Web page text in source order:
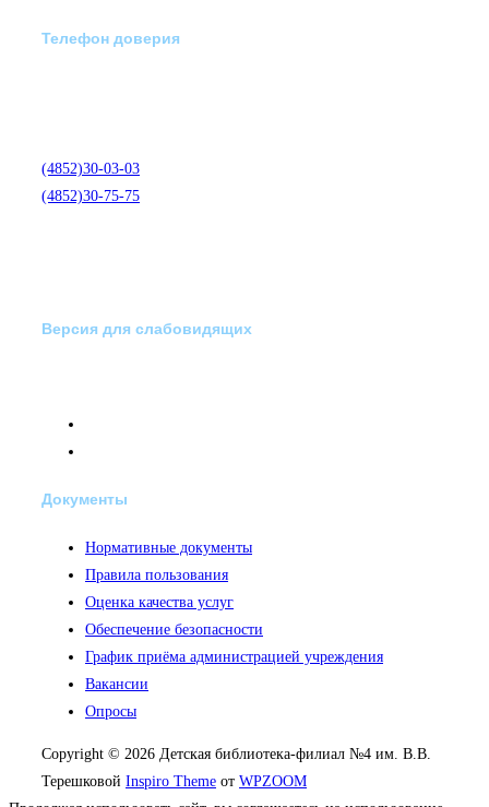
Телефон доверия
(4852)30-03-03
(4852)30-75-75
Версия для слабовидящих
Документы
Нормативные документы
Правила пользования
Оценка качества услуг
Обеспечение безопасности
График приёма администрацией учреждения
Вакансии
Опросы
Copyright © 2026 Детская библиотека-филиал №4 им. В.В.
Терешковой Inspiro Theme от WPZOOM